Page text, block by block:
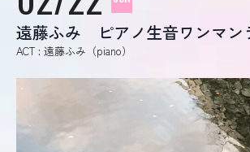
遠藤ふみ ピアノ生音ワンマン
ACT : 遠藤ふみ（piano）